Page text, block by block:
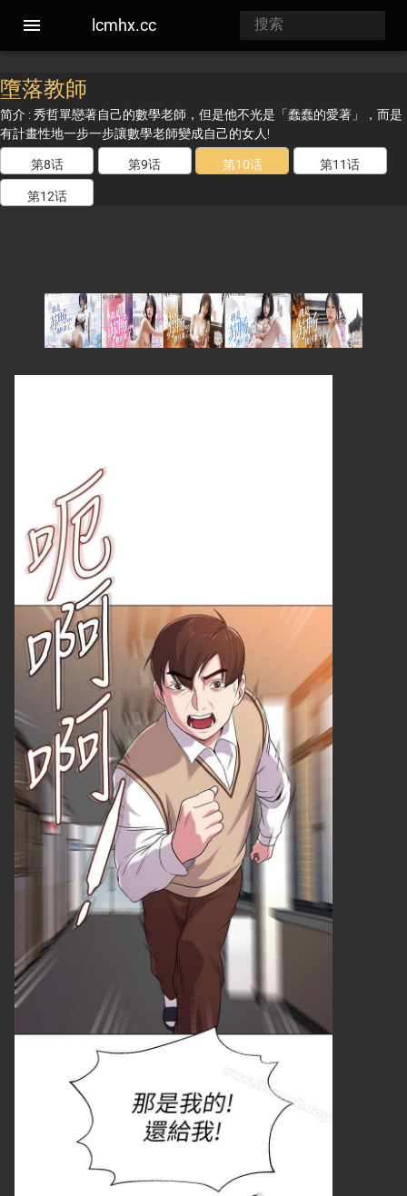
lcmhx.cc
墮落教師
简介 : 秀哲單戀著自己的數學老師，但是他不光是「蠢蠢的愛著」，而是
有計畫性地一步一步讓數學老師變成自己的女人!
第8话 第9话 第10话 第11话
第12话